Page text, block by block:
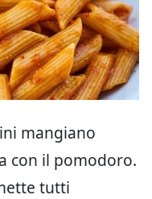
mangiano
con il pomodoro.
tutti